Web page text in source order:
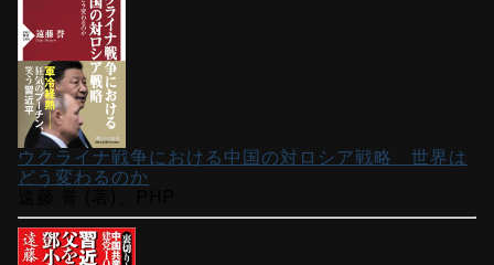
ウクライナ戦争における中国の対ロシア戦略 世界は
どう変わるのか